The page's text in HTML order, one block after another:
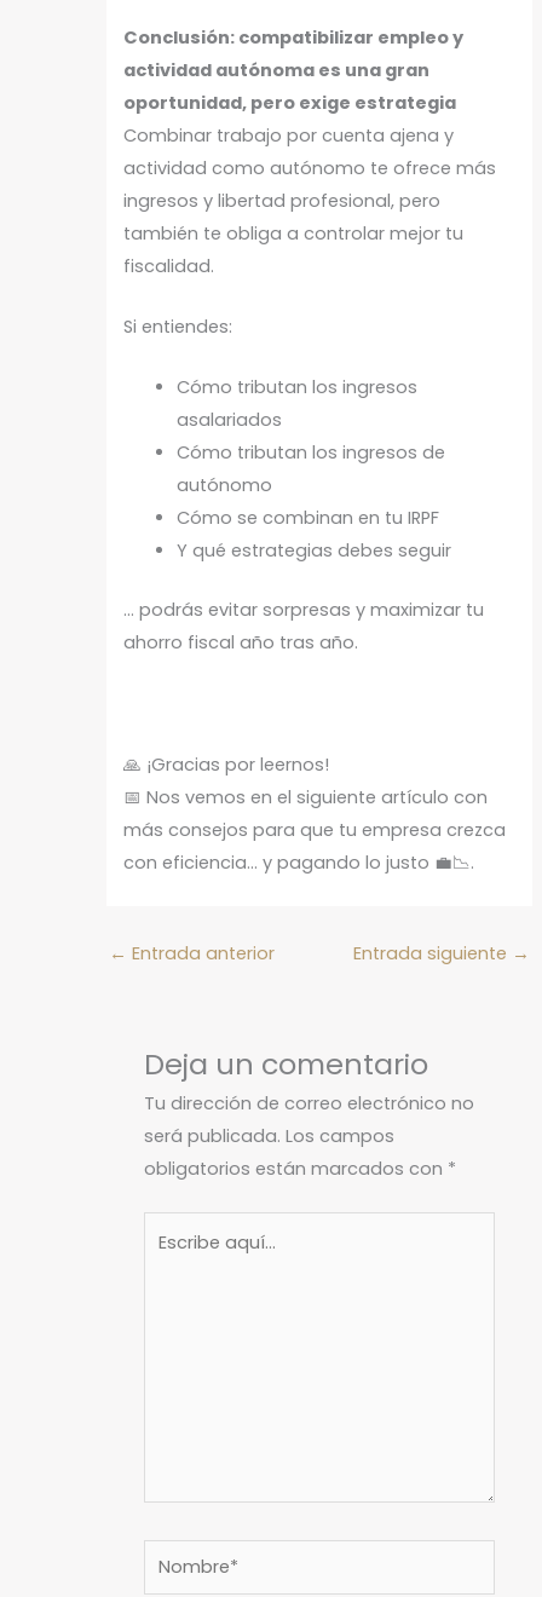
Conclusión: compatibilizar empleo y
actividad autónoma es una gran
oportunidad, pero exige estrategia
Combinar trabajo por cuenta ajena y
actividad como autónomo te ofrece más
ingresos y libertad profesional, pero
también te obliga a controlar mejor tu
fiscalidad.
Si entiendes:
Cómo tributan los ingresos
asalariados
Cómo tributan los ingresos de
autónomo
Cómo se combinan en tu IRPF
Y qué estrategias debes seguir
… podrás evitar sorpresas y maximizar tu
ahorro fiscal año tras año.
🙏 ¡Gracias por leernos!
📅 Nos vemos en el siguiente artículo con
más consejos para que tu empresa crezca
con eficiencia… y pagando lo justo 💼📉.
← Entrada anterior Entrada siguiente →
Deja un comentario
Tu dirección de correo electrónico no
será publicada. Los campos
obligatorios están marcados con *
Nombre*